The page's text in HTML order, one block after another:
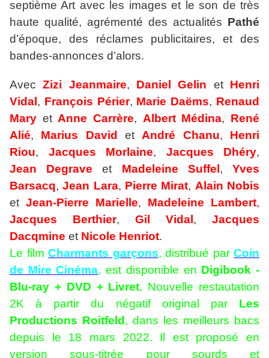
septième Art avec les images et le son de très
haute qualité, agrémenté des actualités Pathé
d’époque, des réclames publicitaires, et des
bandes-annonces d’alors.
AvecZizi Jeanmaire, Daniel Gelin et Henri
Vidal , François Périer, Marie Daëms, Renaud
Mary et Anne Carrère, Albert Médina, René
Alié, Marius David et André Chanu, Henri
Riou, Jacques Morlaine, Jacques Dhéry,
Jean Degrave et Madeleine Suffel ,Yves
Barsacq,Jean Lara, Pierre Mirat, Alain Nobis
et Jean-Pierre Marielle, Madeleine Lambert,
Jacques Berthier, Gil Vidal , Jacques
Dacqmine et Nicole Henriot.
Le film Charmants garçons, distribué par Coin
de Mire Cinéma, est disponible en Digibook -
Blu-ray + DVD + Livret, Nouvelle restautation
2K à partir du négatif original par Les
Productions Roitfeld , dans les meilleurs bacs
depuis le 18 mars 2022. Il est proposé en
version sous-titrée pour sourds et